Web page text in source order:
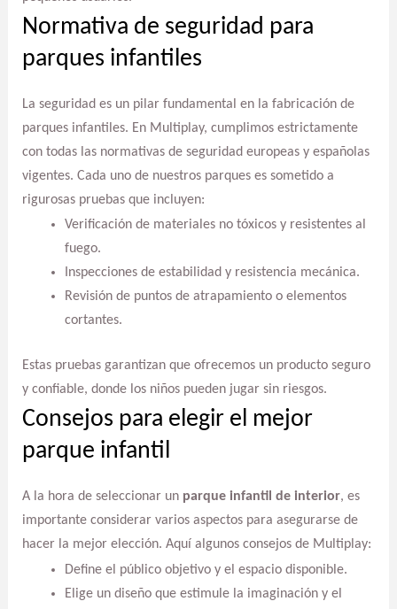
Normativa de seguridad para
parques infantiles
La seguridad es un pilar fundamental en la fabricación de
parques infantiles. En Multiplay, cumplimos estrictamente
con todas las normativas de seguridad europeas y españolas
vigentes. Cada uno de nuestros parques es sometido a
rigurosas pruebas que incluyen:
Verificación de materiales no tóxicos y resistentes al
fuego.
Inspecciones de estabilidad y resistencia mecánica.
Revisión de puntos de atrapamiento o elementos
cortantes.
Estas pruebas garantizan que ofrecemos un producto seguro
y confiable, donde los niños pueden jugar sin riesgos.
Consejos para elegir el mejor
parque infantil
A la hora de seleccionar un parque infantil de interior, es
importante considerar varios aspectos para asegurarse de
hacer la mejor elección. Aquí algunos consejos de Multiplay:
Define el público objetivo y el espacio disponible.
Elige un diseño que estimule la imaginación y el